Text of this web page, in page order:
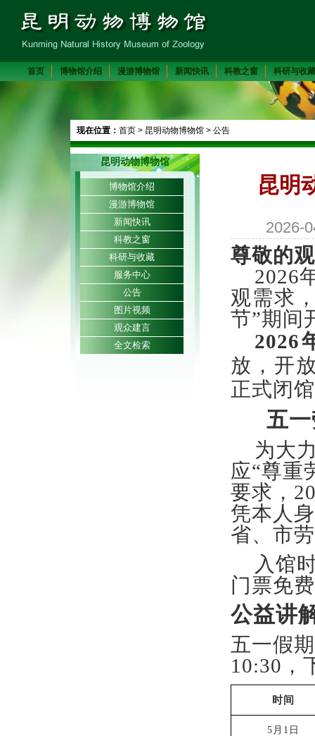
首页 博物馆介绍 漫游博物馆 新闻快讯 科教之窗 科研与收藏
现在位置： 首页 > 昆明动物博物馆 > 公告
昆明动物博物馆
博物馆介绍
漫游博物馆
新闻快讯
科教之窗
科研与收藏
服务中心
公告
图片视频
观众建言
全文检索
昆明
2026-
尊敬的
2026
观需求
节”期间
2026
放，开
正式闭
五一
为大
应“尊重
要求，
凭本人
省、市
入馆
门票免费
公益讲
五一假
10:30，
时间
5月1日